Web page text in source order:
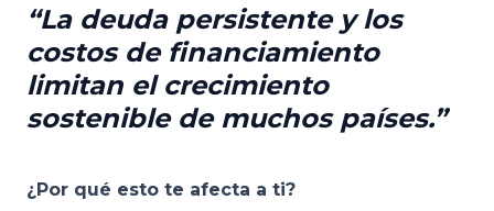
La deuda persistente y los
costos de financiamiento
limitan el crecimiento
sostenible de muchos países.
¿Por qué esto te afecta a ti?